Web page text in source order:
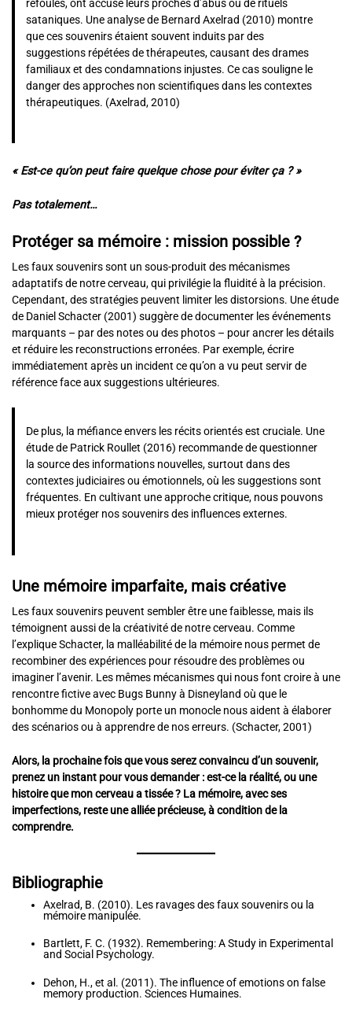
refoulés, ont accusé leurs proches d’abus ou de rituels
sataniques. Une analyse de Bernard Axelrad (2010) montre
que ces souvenirs étaient souvent induits par des
suggestions répétées de thérapeutes, causant des drames
familiaux et des condamnations injustes. Ce cas souligne le
danger des approches non scientifiques dans les contextes
thérapeutiques. (Axelrad, 2010)
« Est-ce qu’on peut faire quelque chose pour éviter ça ? »
Pas totalement…
Protéger sa mémoire : mission possible ?
Les faux souvenirs sont un sous-produit des mécanismes
adaptatifs de notre cerveau, qui privilégie la fluidité à la précision.
Cependant, des stratégies peuvent limiter les distorsions. Une étude
de Daniel Schacter (2001) suggère de documenter les événements
marquants – par des notes ou des photos – pour ancrer les détails
et réduire les reconstructions erronées. Par exemple, écrire
immédiatement après un incident ce qu’on a vu peut servir de
référence face aux suggestions ultérieures.
De plus, la méfiance envers les récits orientés est cruciale. Une
étude de Patrick Roullet (2016) recommande de questionner
la source des informations nouvelles, surtout dans des
contextes judiciaires ou émotionnels, où les suggestions sont
fréquentes. En cultivant une approche critique, nous pouvons
mieux protéger nos souvenirs des influences externes.
Une mémoire imparfaite, mais créative
Les faux souvenirs peuvent sembler être une faiblesse, mais ils
témoignent aussi de la créativité de notre cerveau. Comme
l’explique Schacter, la malléabilité de la mémoire nous permet de
recombiner des expériences pour résoudre des problèmes ou
imaginer l’avenir. Les mêmes mécanismes qui nous font croire à une
rencontre fictive avec Bugs Bunny à Disneyland où que le
bonhomme du Monopoly porte un monocle nous aident à élaborer
des scénarios ou à apprendre de nos erreurs. (Schacter, 2001)
Alors, la prochaine fois que vous serez convaincu d’un souvenir,
prenez un instant pour vous demander : est-ce la réalité, ou une
histoire que mon cerveau a tissée ? La mémoire, avec ses
imperfections, reste une alliée précieuse, à condition de la
comprendre.
Bibliographie
Axelrad, B. (2010). Les ravages des faux souvenirs ou la
mémoire manipulée.
Bartlett, F. C. (1932). Remembering: A Study in Experimental
and Social Psychology.
Dehon, H., et al. (2011). The influence of emotions on false
memory production. Sciences Humaines.